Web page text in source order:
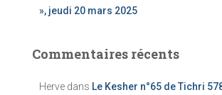
», jeudi 20 mars 2025
Commentaires récents
Herve dans Le Kesher n°65 de Tichri